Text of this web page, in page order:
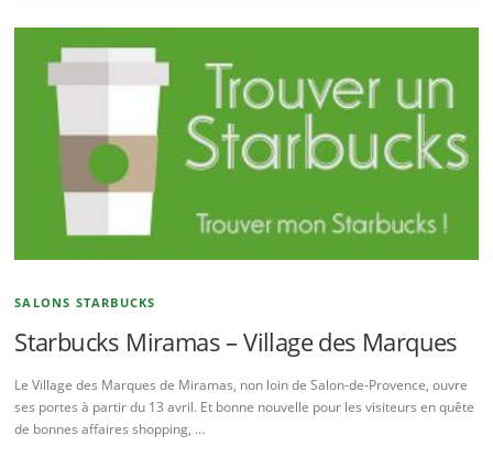
SALONS STARBUCKS
Starbucks Miramas – Village des Marques
Le Village des Marques de Miramas, non loin de Salon-de-Provence, ouvre
ses portes à partir du 13 avril. Et bonne nouvelle pour les visiteurs en quête
de bonnes affaires shopping, …